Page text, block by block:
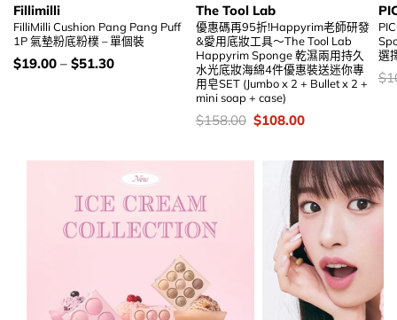
Fillimilli
FilliMilli Cushion Pang Pang Puff
1P 氣墊粉底粉樸 – 單個裝
價
$19.00– $51.30
The Tool Lab
優惠碼再95折!Happyrim老師研發
&愛用底妝工具～The Tool Lab
Happyrim Sponge 乾濕兩用持久
水光底妝海綿4件優惠裝送迷你專
用皂SET (Jumbo x 2 + Bullet x 2 +
mini soap + case)
價
$158.00 Original
$158.00.
$108.00Current
$108.00.
選
價
$